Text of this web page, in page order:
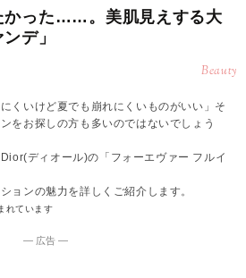
かった……。美肌見えする大
デ」
Beauty
くいけど夏でも崩れにくいものがいい」そ
をお探しの方も多いのではないでしょう
ディオール)の「フォーエヴァー フルイ
ョンの魅力を詳しくご紹介します。
れています
― 広告 ―